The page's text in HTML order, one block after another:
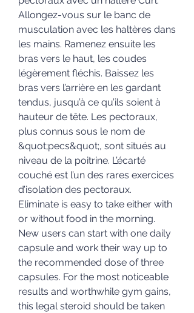
Allongez-vous sur le banc de
musculation avec les haltères dans
les mains. Ramenez ensuite les
bras vers le haut, les coudes
légèrement fléchis. Baissez les
bras vers l’arrière en les gardant
tendus, jusqu’à ce qu’ils soient à
hauteur de tête. Les pectoraux,
plus connus sous le nom de
&quot;pecs&quot;, sont situés au
niveau de la poitrine. L’écarté
couché est l’un des rares exercices
d’isolation des pectoraux.
Eliminate is easy to take either with
or without food in the morning.
New users can start with one daily
capsule and work their way up to
the recommended dose of three
capsules. For the most noticeable
results and worthwhile gym gains,
this legal steroid should be taken